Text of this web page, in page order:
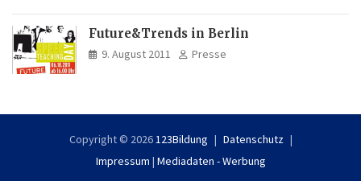
Future&Trends in Berlin
9. August 2011 Presse
Copyright © 2026 123Bildung
Datenschutz
Impressum | Mediadaten - Werbung